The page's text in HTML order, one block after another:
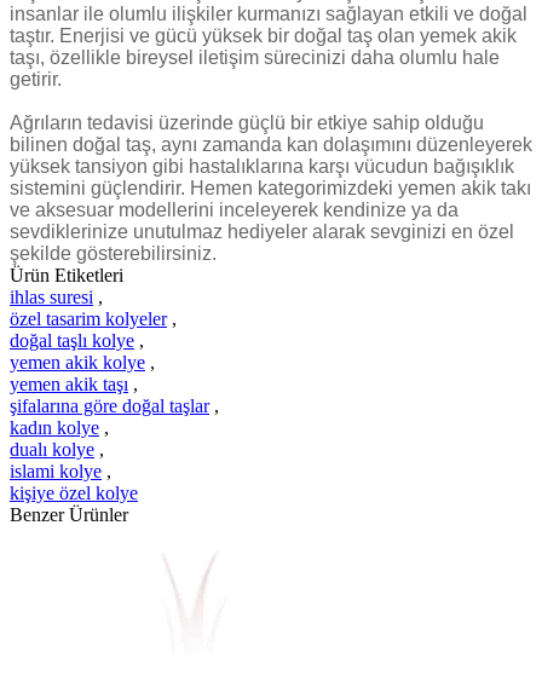
insanlar ile olumlu ilişkiler kurmanızı sağlayan etkili ve doğal
taştır. Enerjisi ve gücü yüksek bir doğal taş olan yemek akik
taşı, özellikle bireysel iletişim sürecinizi daha olumlu hale
getirir.
Ağrıların tedavisi üzerinde güçlü bir etkiye sahip olduğu
bilinen doğal taş, aynı zamanda kan dolaşımını düzenleyerek
yüksek tansiyon gibi hastalıklarına karşı vücudun bağışıklık
sistemini güçlendirir. Hemen kategorimizdeki yemen akik takı
ve aksesuar modellerini inceleyerek kendinize ya da
sevdiklerinize unutulmaz hediyeler alarak sevginizi en özel
şekilde gösterebilirsiniz.
Ürün Etiketleri
ihlas suresi ,
özel tasarim kolyeler ,
doğal taşlı kolye ,
yemen akik kolye ,
yemen akik taşı ,
şifalarına göre doğal taşlar ,
kadın kolye ,
dualı kolye ,
islami kolye ,
kişiye özel kolye
Benzer Ürünler